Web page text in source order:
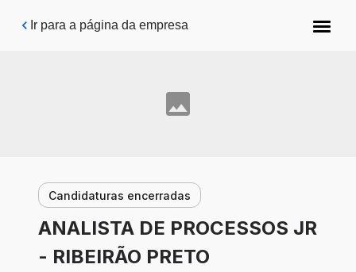
Pular para o conteúdo principal
Ir para a página da empresa
Candidaturas encerradas
ANALISTA DE PROCESSOS JR
- RIBEIRÃO PRETO